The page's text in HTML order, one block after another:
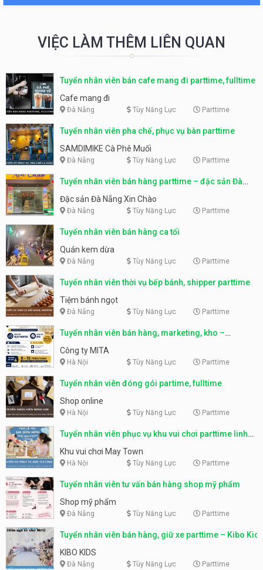
VIỆC LÀM THÊM LIÊN QUAN
Tuyển nhân viên bán cafe mang đi parttime, fulltime
Cafe mang đi
Đà Nẵng Tùy Năng Lực Parttime
Tuyển nhân viên pha chế, phục vụ bàn parttime
SAMDIMIKE Cà Phê Muối
Đà Nẵng Tùy Năng Lực Parttime
Tuyển nhân viên bán hàng parttime – đặc sản Đà
Nẵng
Đặc sản Đà Nẵng Xin Chào
Đà Nẵng Tùy Năng Lực Parttime
Tuyển nhân viên bán hàng ca tối
Quán kem dừa
Đà Nẵng Tùy Năng Lực Parttime
Tuyển nhân viên thời vụ bếp bánh, shipper parttime
Tiệm bánh ngọt
Đà Nẵng Tùy Năng Lực Parttime
Tuyển nhân viên bán hàng, marketing, kho –
parttime, fulltime
Công ty MITA
Hà Nội Tùy Năng Lực Parttime
Tuyển nhân viên đóng gói partime, fulltime
Shop online
Hà Nội Tùy Năng Lực Parttime
Tuyển nhân viên phục vụ khu vui chơi parttime linh
động
Khu vui chơi May Town
Hà Nội Tùy Năng Lực Parttime
Tuyển nhân viên tư vấn bán hàng shop mỹ phẩm
Shop mỹ phẩm
Đà Nẵng Tùy Năng Lực Parttime
Tuyển nhân viên bán hàng, giữ xe parttime – Kibo Kid
KIBO KIDS
Đà Nẵng Tùy Năng Lực Parttime